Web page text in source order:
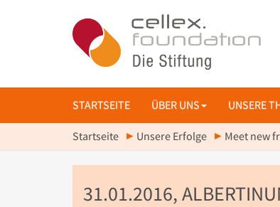
STARTSEITE ÜBER UNS UNSERE
Startseite Unsere Erfolge Meet new
31.01.2016,